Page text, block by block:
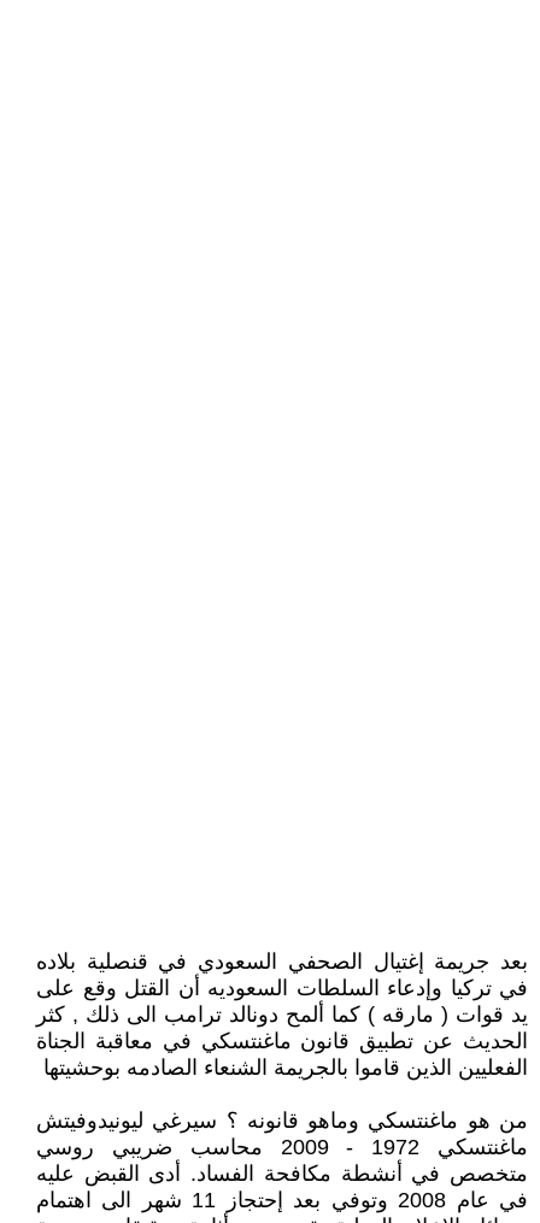
بعد جريمة إغتيال الصحفي السعودي في قنصلية بلاده
في تركيا وإدعاء السلطات السعوديه أن القتل وقع على
يد قوات ( مارقه ) كما ألمح دونالد ترامب الى ذلك , كثر
الحديث عن تطبيق قانون ماغنتسكي في معاقبة الجناة
الفعليين الذين قاموا بالجريمة الشنعاء الصادمه بوحشيتها
من هو ماغنتسكي وماهو قانونه ؟ سيرغي ليونيدوفيتش
ماغنتسكي 1972 - 2009 محاسب ضريبي روسي
متخصص في أنشطة مكافحة الفساد. أدى القبض عليه
في عام 2008 وتوفي بعد إحتجاز 11 شهر الى اهتمام